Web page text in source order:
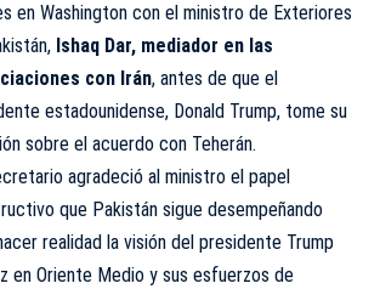
en Washington con el ministro de Exteriores
Ishaq Dar, mediador en las
con Irán, antes de que el
estadounidense, Donald Trump, tome su
sobre el acuerdo con Teherán.
agradeció al ministro el papel
que Pakistán sigue desempeñando
realidad la visión del presidente Trump
en Oriente Medio y sus esfuerzos de